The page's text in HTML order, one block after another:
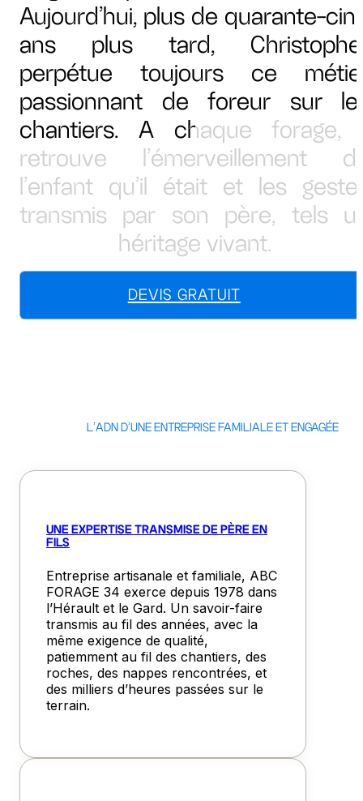
Aujourd’hui, plus de quarante-
ans plus tard,
perpétue toujours ce
passionnant de foreur sur
chantiers. A chaque forage,
retrouve l’émerveillement
l’enfant qu’il était et les
transmis par son père, tels
héritage vivant.
DEVIS GRATUIT
L’ADN D’UNE ENTREPRISE FAMILIALE ET ENGAGÉE
UNE EXPERTISE TRANSMISE DE PÈRE EN
FILS
Entreprise artisanale et familiale, ABC
FORAGE 34 exerce depuis 1978 dans
l’Hérault et le Gard. Un savoir-faire
transmis au fil des années, avec la
même exigence de qualité,
patiemment au fil des chantiers, des
roches, des nappes rencontrées, et
des milliers d’heures passées sur le
terrain.